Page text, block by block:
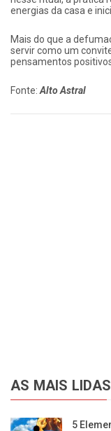
energias da casa e
Mais do que a
servir como um
pensamentos
Fonte: Alto Astral
AS MAIS LIDAS
5